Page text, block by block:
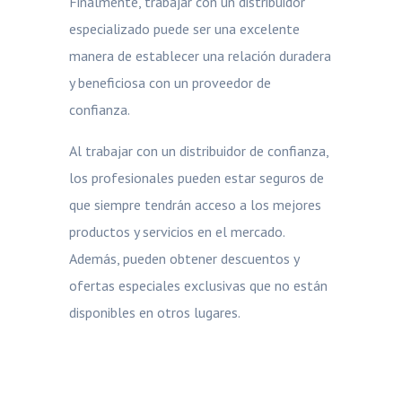
especializado puede ser una excelente
manera de establecer una relación duradera
y beneficiosa con un proveedor de
confianza.
Al trabajar con un distribuidor de confianza,
los profesionales pueden estar seguros de
que siempre tendrán acceso a los mejores
productos y servicios en el mercado.
Además, pueden obtener descuentos y
ofertas especiales exclusivas que no están
disponibles en otros lugares.